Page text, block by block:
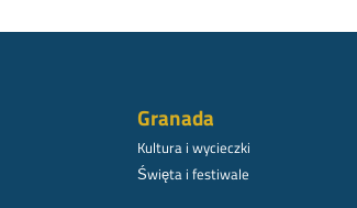
Granada
Kultura i wycieczki
Święta i festiwale